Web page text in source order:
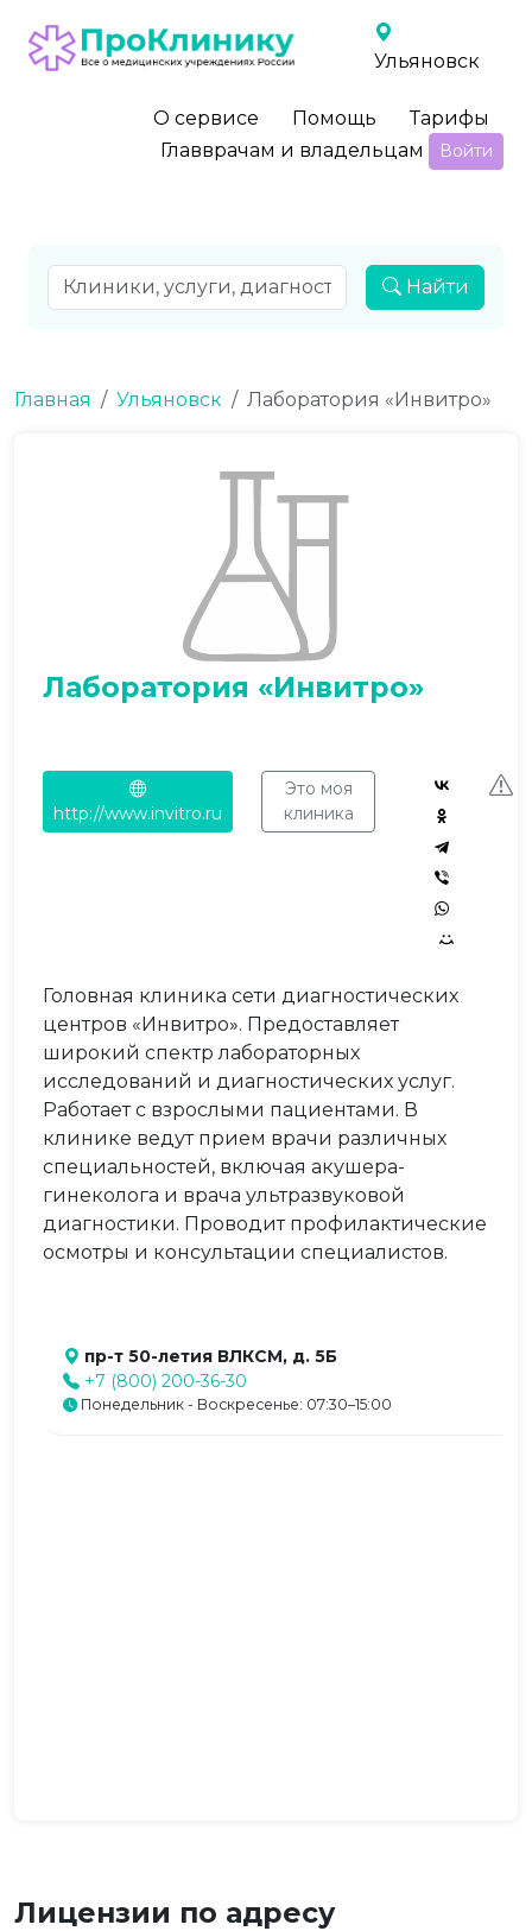
Ульяновск
О сервисе Помощь
Тарифы
Главврачам и владельцам
Войти
Найти
Главная Ульяновск Лаборатория «Инвитро»
Лаборатория «Инвитро»
http://www.invitro.ru
Это моя
клиника
Головная клиника сети диагностических
центров «Инвитро». Предоставляет
широкий спектр лабораторных
исследований и диагностических услуг.
Работает с взрослыми пациентами. В
клинике ведут прием врачи различных
специальностей, включая акушера-
гинеколога и врача ультразвуковой
диагностики. Проводит профилактические
осмотры и консультации специалистов.
пр-т 50-летия ВЛКСМ, д. 5Б
+7 (800) 200-36-30
Понедельник - Воскресенье: 07:30–15:00
Лицензии по адресу